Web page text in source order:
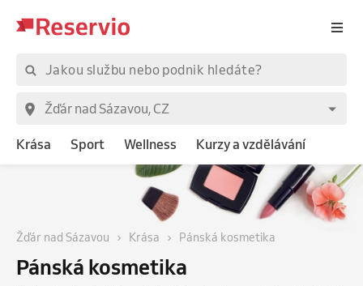
Krása Sport Wellness Kurzy a vzdělávání
Žďár nad Sázavou Krása Pánská kosmetika
Pánská kosmetika